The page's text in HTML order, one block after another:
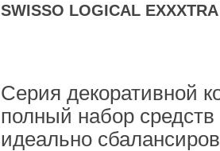
SWISSO LOGICAL
Серия декоративной
полный набор
идеально